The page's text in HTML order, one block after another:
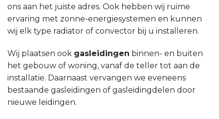
ons aan het juiste adres. Ook hebben wij ruime
ervaring met zonne-energiesystemen en kunnen
wij elk type radiator of convector bij u installeren.
Wij plaatsen ook gasleidingen binnen- en buiten
het gebouw of woning, vanaf de teller tot aan de
installatie. Daarnaast vervangen we eveneens
bestaande gasleidingen of gasleidingdelen door
nieuwe leidingen.